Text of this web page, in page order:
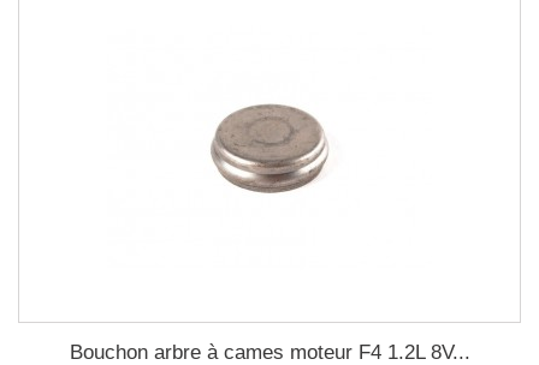
Bouchon arbre à cames moteur F4 1.2L 8V...